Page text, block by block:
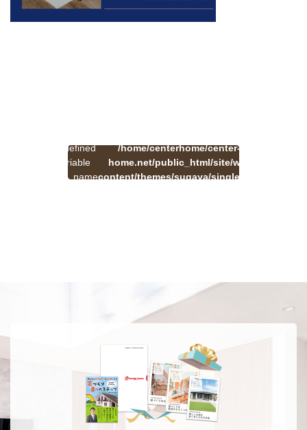
Undefined
variable
$cat_name
/home/centerhome/center-
home.net/public_html/site/wp-
content/themes/sugaya/single.php